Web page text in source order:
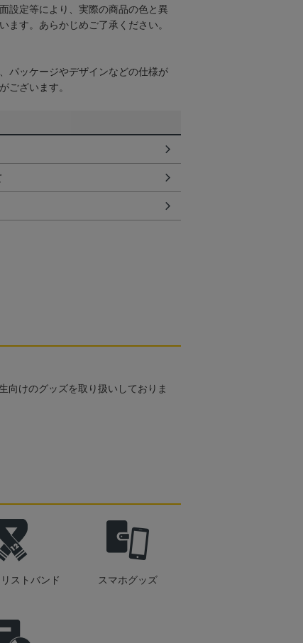
設定等により、実際の商品の色と異
ます。あらかじめご了承ください。
パッケージやデザインなどの仕様が
ございます。
向けのグッズを取り扱いしておりま
ストバンド スマホグッズ